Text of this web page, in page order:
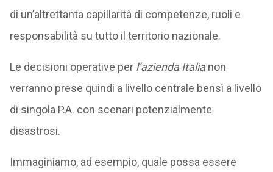
di un’altrettanta capillarità di competenze, ruoli e
responsabilità su tutto il territorio nazionale.
Le decisioni operative per l’azienda Italianon
verranno prese quindi a livello centrale bensì a livello
di singola P.A. con scenari potenzialmente
disastrosi.
Immaginiamo, ad esempio, quale possa essere